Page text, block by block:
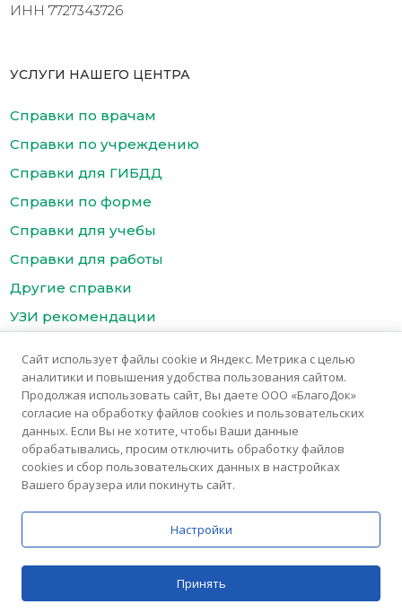
ИНН 7727343726
УСЛУГИ НАШЕГО ЦЕНТРА
Справки по врачам
Справки по учреждению
Справки для ГИБДД
Справки по форме
Справки для учебы
Справки для работы
Другие справки
УЗИ рекомендации
Контакты медицинского центра БлагоДок
© 2025 Медицинский центр «БлагоДок»
Медицинские услуги предоставляются ООО "Благомед"
ИМЕЮТСЯ ПРОТИВОПОКАЗАНИЯ. НЕОБХОДИМА
КОНСУЛЬТАЦИЯ СПЕЦИАЛИСТА
Сайт использует файлы cookie и Яндекс. Метрика с целью
аналитики и повышения удобства пользования сайтом.
Продолжая использовать сайт, Вы даете ООО «БлагоДок»
согласие на обработку файлов cookies и пользовательских
данных. Если Вы не хотите, чтобы Ваши данные
обрабатывались, просим отключить обработку файлов
cookies и сбор пользовательских данных в настройках
Вашего браузера или покинуть сайт.
Настройки
Принять